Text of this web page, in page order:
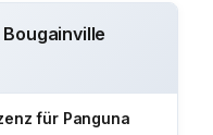
für Panguna